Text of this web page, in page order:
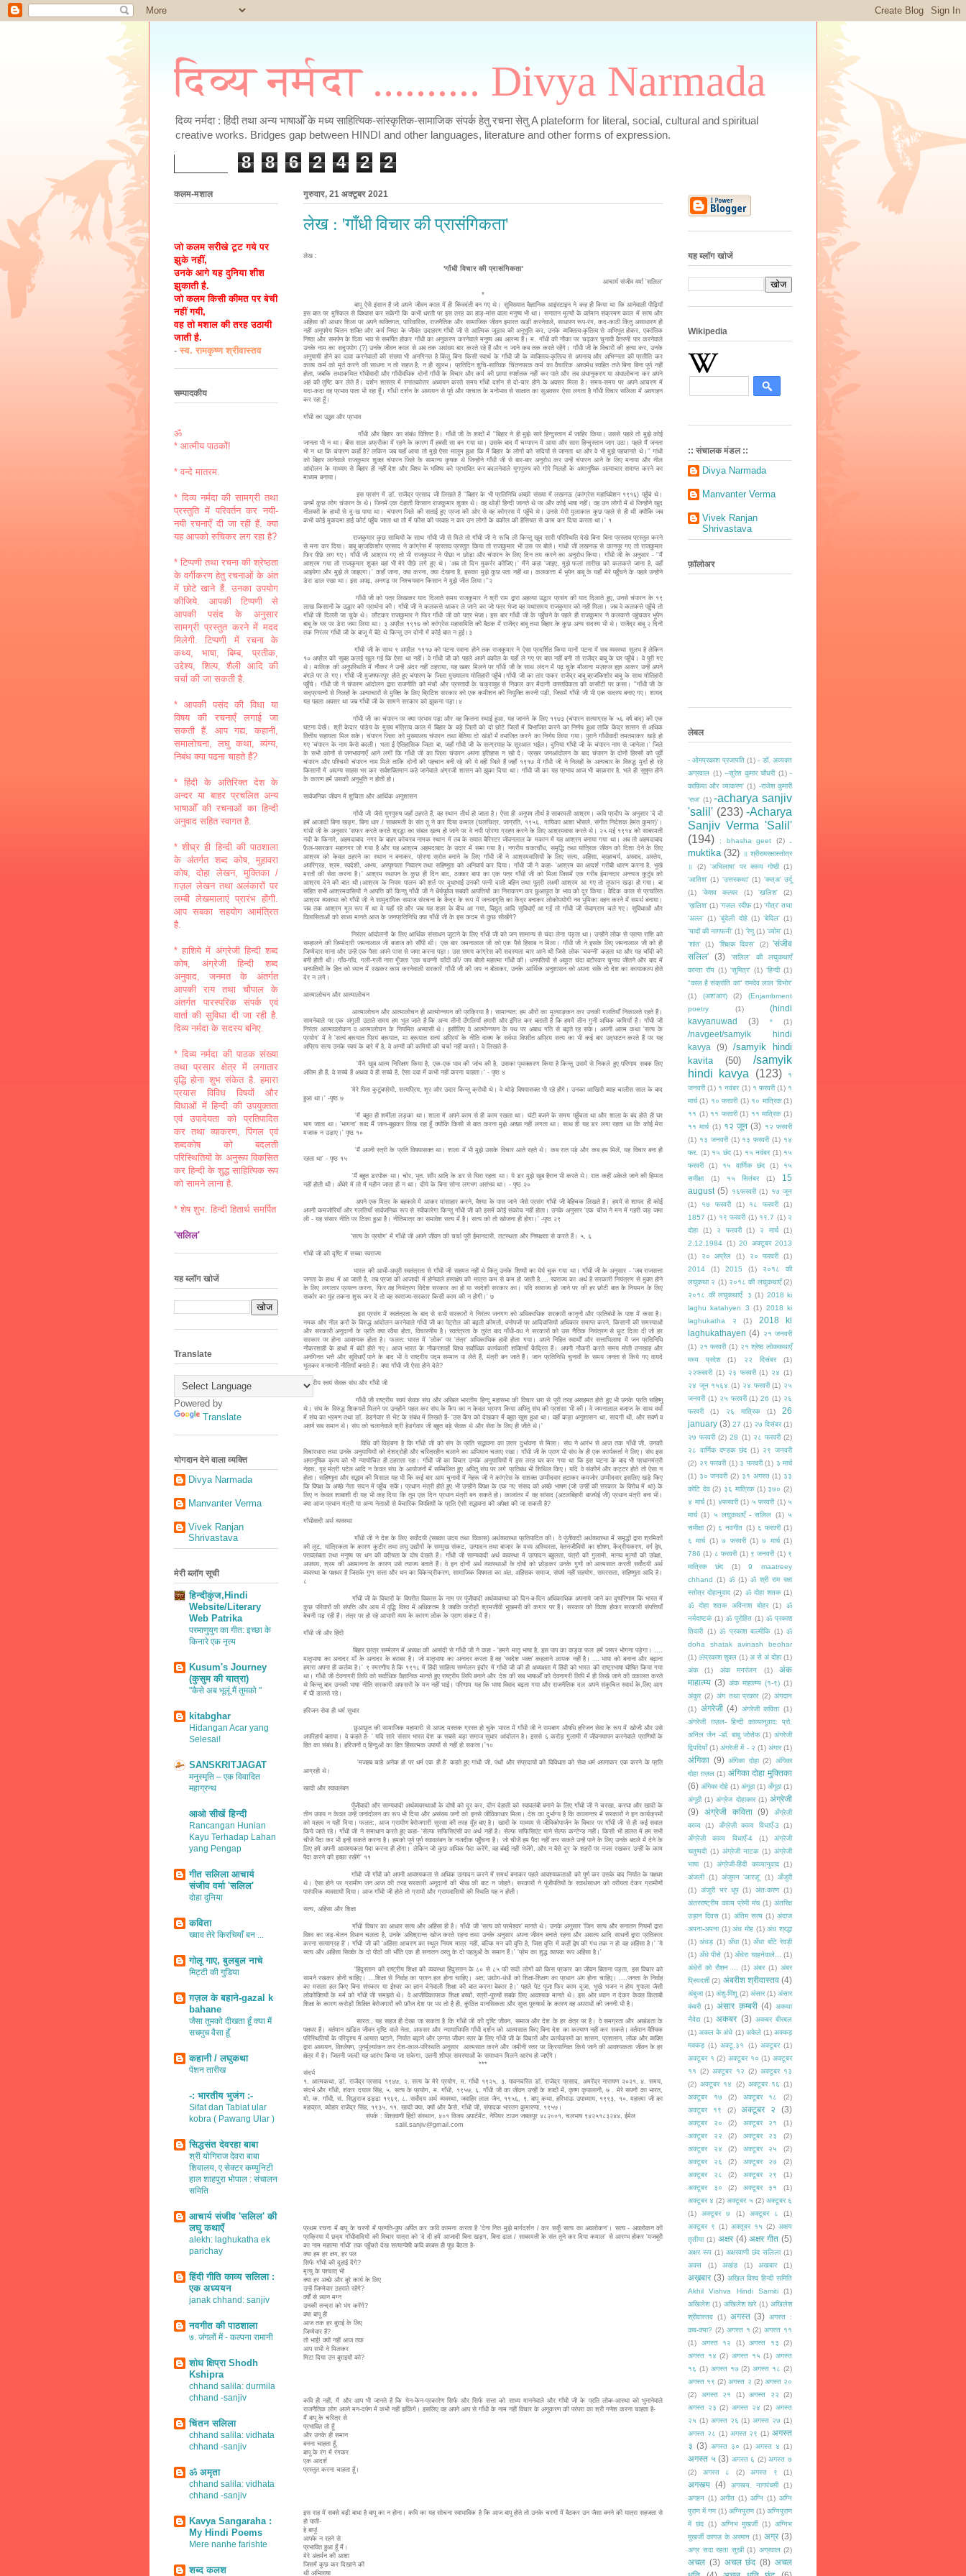
दिव्य नर्मदा .......... Divya Narmada
दिव्य नर्मदा : हिंदी तथा अन्य भाषाओँ के मध्य साहित्यिक-सांस्कृतिक-सामाजिक संपर्क हेतु रचना सेतु A plateform for literal, social, cultural and spiritual
creative works. Bridges gap between HINDI and other languages, literature and other forms of expression.
8 8 6 2 4 2 2
गुरुवार, 21 अक्टूबर 2021
लेख : 'गाँधी विचार की प्रासंगिकता'
लेख :
'गाँधी विचार की प्रासंगिकता'
आचार्य संजीव वर्मा 'सलिल'
*
बापू ऐसे इंसान हैं जो अपने जीवन काल में ही किंवदंती बन गए थे। सुविख्यात वैज्ञानिक आइंस्टाइन ने कह ही किया था कि आनेवाली पीढ़ियाँ
इस बात पर मुश्किल से विश्वास कर सकेंगी कि कभी धरती पर इस तरह का हाड़-मांस वाला मनुष्य भी था। सनातन मूल्यों के वर्तमान संक्रमण काल में सत्य और
अहिंसा की आधार शिला पर अपने व्यक्तिगत, पारिवारिक, राजनैतिक और सामाजिक जीवन इमारत खड़ी करनेवाले, साधारण रूप-रंग, कद-काठी किंतु असाधारण ही
नहीं अनुपमेय चिंतन शक्ति और कर्म निष्ठा के जीवंत उदाहरण गाँधी जी से आत्मिक जुड़ाव की अनुभूति कर, उनके व्यक्तित्व-कृतित्व से अभिभूत होकर, एकांतिक
निष्ठा और समर्पण के दिव्य भाव से समर्पित होकर गाँधी का अनुकरण करनेवाले मनुष्य अब अलभ्य हैं। म. गाँधी की नौका पर चढ़कर चुनावी वैतरणी पार करनेवाले
उनके नाम का सदुपयोग (?) उनके जीवन काल से अब तक असंख्य बार करते रहे हैं और न जाने कब तक करते रहेंगे। गाँधी जी के विचारों की हत्या कर, उनके
अनुयायी होने का दावा करनेवालों की संख्या भी अनगिनत है किंतु बिना किसी स्वार्थ के गाँधी जी के व्यक्तित्व-कृतित्व से अपनत्व और अभिन्नता की प्रतीति कर
काव्य कर्म को मूर्त करने की साधना न तो सहज है, न ही सुलभ। प्रतिदिन शुचि-सात्विक चिंतनपरक कर्म का वैचारिक अश्वमेध स्वहित तजे बिना बिना पूर्ण नहीं
होता, जबकि तथाकथित गाँधीवादी और गाँधीवधिक दोनों गाँधी के विचार और कर्म की छाया स्पर्शतक नहीं कर पाते और तब अंधानुकरण या अंधालोचना कर अपने
अहं की तुष्टि कर लेते हैं। दर्शन शास्त्र में स्नातकोत्तर अध्ययन करते समय गाँधी दर्शन से दो-चार होने के अवसर मिला है। समय-समय पर अपने आचरण में
यदा-कदा वह प्रभाव पाता भी रहा हूँ। गाँधी दर्शन के अध्ययन से पूर्व और पश्चात के मनोभाव से साक्षात का सुअवसर ऐसा लगता है गाँधी विचार सलिला में अवगाहन
कर रहा हूँ।
गाँधी का उद्भव और प्रभाव
गाँधी और बिहार का संबंध विशिष्ट है। गाँधी जी के शब्दों में ''बिहार ने ही मुझे सारे हिन्दुस्तान में जाहिर किया। उससे पहले तो मुझे कोई
जानता भी न था। बीस साल अफ्रीका में रहने के कारण मैं हबसी सा बन गया था। उसके बाद मैं चम्पारन में आया और सारा हिन्दुस्तान जाग उठा। पहले मैं जनता
भी न था कि चंपारण कहाँ है? लकिन जब यहाँ आया तो मुझे ऐसा मालूम हुआ कि मैं बिहार के लोगों को सदियों से जानता था और वे भी मुझे पहचानते थे।'' गांधी
को बिहार लानेवाले राजकुमार शुक्ल चंपारन जिले के सामान्य कृषक थे जिन्होंने गाँधी जी से बार-बार अनुरोध कर उन्हें चंपारन आने के लिए मनाया और नील
आंदोलन के माध्यम से बिहार ही नहीं देश और विश्व के भविष्य को प्रभावित कर बदलनेवाले युगपुरुष को गोरे निलहों के अमानुषिक अत्याचार समाप्त करने का
माध्यम बनाया।
इस प्रसंग में डॉ. राजेंद्र प्रसाद जी लिखते हैं ''बिहार के भी प्रतिनिधि अच्छी संख्या में लखनऊ (कांग्रेस महाधिवेशन १९१६) पहुँचे थे।
उनमें कुछ लोग चंपारन के थे। जिनमें एक देहाती किसान राजकुमार शुक्ल थे। वह थोड़ी हिन्दी जानते थे पर और कोई भाषा नहीं। वह उन लोगों में थे जिन्होंने खुद
नीलबरों के हाथों से दुःख पाया था। चंपारण जिले की सताई हुए प्रजा की ओर से वह कोंग्रस में पहुँचे थे। उनसे मेरी मुलाकात कुछ पहले से ही थी क्योंकि जब
कभी कोई मुकदमा हाई कोर्ट पहुँच जाता था तो मैं फीस की परवाह न कर उन लोगों के वकील की हैसियत से काम कर दिया करता था।' १
राजकुमार कुछ साथियों के साथ गाँधी जी से मिले तो गाँधी जी ने रूचि ली किन्तु खुद सारी परिस्थिति देखे बिना बिना प्रस्ताव प्रस्तुत करने
से मना कर दिया। बाबू ब्रजकिशोर प्रसाद ने कांग्रेस में प्रस्ताव प्रस्तुत किया तो राजकुमार भी उस पर बोले। गांधी जी लखनऊ से कानपूर गए तो राजकुमार
फिर पीछे लग गए। गाँधी जी आश्रम गए तो भी राजकुमार ने पीछा न छोड़ा और चंपारन के लिए दिन तय करने का अनुरोध किया। गाँधी जी के अनुसार - ''मैं
आश्रम गया तो राजकुमार शुक्ल वहां भी मेरे पीछे लगे हुए थे। 'अब तो दिन मुकर्रर कीजिए।' मैंने कहा 'जाइए, मुझे फलां तारीख को कलकत्ते जाना है, वहाँ
आइयेगा और मुझे ले जाइएगा।' कहाँ जाना, क्या करना, क्या देखना है, इसका मुझे कुछ पता नहीं था। कलकत्ता में भूपेन बाबू के यहाँ मेरे पहुँचने के पहले उन्होंने
डेरा डाल रखा था। इस अपढ़, अनगढ़ पर निश्चयवान किसान ने मुझे जीत लिया।''२
गाँधी जी को पत्र लिखकर याद दिलाते समय राजकुमार ने श्री राम द्वारा अहल्या उद्धार प्रसंग की याद दिलाते हुए, उनसे चंपारन के १९
लाख किसानों के उद्धार की प्रार्थना की। गाँधी जी ने कलकत्ते आकर ले जाने का जो पत्र भेजा वह यथासमय राजकुमार को नहीं मिला। जब वे कलकत्ते पहुँचे तो
गाँधी जी दिल्ली जा चुके थे। लौटकर राजकुमार ने फिर गाँधी जी को पत्र भेजा। इस बार गाँधी जी के पहुँचने के पहले ही राजकुमार ने कलकत्ते पहुंचकर भूपेन
बाबू के घर पर डेरा जमा लिया था। ३ अप्रैल १९१७ को कांग्रेस महासमिति की बैठक में राजेंद्र बाबू तथा बिहार के कुछ अन्य सदस्य भी थे। राजेंद्र बाबू २ दिनों
तक निरंतर गाँधी जी के बाजू में बैठे थे किन्तु उन दोनों में कोई बात न हुई।३
गाँधी जी के साथ ९ अप्रैल १९१७ को पटना रवाना होने तक राजकुमार ने ऐसा प्रदर्शित किया मानों पटना में सब व्यवस्था सुलभ है लेकिन
१० अप्रैल की सुबह कलई खुल गई कि ऐसा था नहीं। वे गाँधी जी को पहले अपने वकील के यहाँ ले गए पर बात नहीं बनी तो राजेंद्र बाबू के घर पहुँचे। वे पुरी गए
थे। मालिक की अनुपस्थिति में नौकर ने उन्हें अंदर नहीं ठहराया, यह खबर मिलने पर गाँधी जी के साथ लंदन में पढ़ चुके मौलाना मज़रुल हक़ आकर उन्हें अपने
बंगले पर ले गए। गाँधी जी मुजफ्फरपुर होते हुए चंपारण के जिला मुख्यालय मोतिहारी पहुँचे।गाँधी जी का तार पाकर राजेंद्र बाबू ब्रजकिशोर बाबू के साथ मोतिहारी
पहुँचे। गाँधी जी ने चंपारण आंदोलन द्वारा राजनीति को मंचों और प्रस्तावों के चक्रव्यूह से निकल कर मैदानी वास्तविकता की कसौटी पर कसा। ''गाँधी जी के
सद्प्रयत्नों से निलहों के अत्याचारों से मुक्ति के लिए ब्रिटिश सरकार को एक कमीशन की नियुक्ति करनी पड़ी, जिसमें गाँधी जी भी एक सदस्य बनाए गए। शायद
यह पहला अवसर था जब गाँधी जी के सामने सरकार को झुकना पड़ा।४
गाँधी जी का चंपारन पर क्या प्रभाव पड़ा और वह कितना स्थाई हुआ, यह जानने के लिए १९७३ (चंपारन सत्याग्रह के ५६ वर्ष बाद) की एक
घटना देखें। श्री केदार पांडेय के मुख्य मंत्रित्व काल में बिहार के बड़े जिलों को दो छोटे जिलों में विभाजित करने का निर्णय हुआ ताकि केंद्र शासन से अधिक
वित्तीय सहायता मिल सके। चंपारन जिला को मुख्यालय चंपारन तथा बेतिया दो खंडों में वभाजित करने का निर्णय लिया गया। पुराने गाँधीवादी तमतमाकर खड़े हो
गए 'चंपारन के नाम कैसे बदली। भला ई ऐतिहासिक जिला बा, जहाँ गाँधी जी के सत्ग्रयाह के सुरआत भईल। दुनिया गाँधी जी के चंपारन नाम से जानेला।' जिले
के सभी कोनों से जनभावनाएँ आने लगीं कि गाँधी जी का जिला चंपारन अपना इतिहास न खो दे। प्रखर जनआंदोलन के बाद चंपारन के दोनों हिस्सों को पूर्वी
चंपारन और पश्चिमी चंपारन नाम मिले ताकि दोनों की पहचान बनी रहे की ये वही जिले हैं जहाँ १९१७ में गाँधी जी ने निलहों के अत्यचार के विरुद्ध मुर्दा हो रहे
किसानों में अदम्य साहस भर कर सर्वशक्तिमान कहे जानेवाले अंग्रजी शासन को झुका दिया था। गाँधी जी का यह प्रभाव आज भी बरक़रार है, भले ही सुषुप्त होने
के कारण हमें उसकी अनुभूति न होती हो।
सार्वजनिक जीवन में शुचिता और आर्थिक अनुशासन
गाँधी जी जैसे युगपुरुष जहाँ ठहरते हैं, वह स्थान तीर्थ हो जाता है। ऐसा ही अनुपम तीर्थ है साबरमती आश्रम। कवि प्रदीप के अनुसार 'दे दी
हमें आजादी बिना खड्ग, बिना धार / साबरमती के संत तू ने कर दिया कमाल (चलचित्र, जाग्रति, १९५६, गायिका आशा भोंसले, संगीत निदेशक हेमंत कुमार)'।
गांधी जी के अनुसार 'सफर करते करते श्रद्धा का संबल ख़त्म हो जाने पर वे नयी प्रेरणा ग्रहण करने के लिए आश्रमवास करते थे। २५ मई १९१४ को साबरमती
नदी के किनारे, अहमदाबाद नगर के बाहर कोचरब नामक स्थान में तब के ख्यात बैरिस्टर जीवनलाल के मकान में यह आश्रम बनाया गया था। अब तो अहमदाबाद
फ़ैल-पसरकर महानगर जो गया है और यह आश्रम अहमदाबाद के उदार में समा गया है। नगरीय चकाचौंध, समृद्धि तथा यांत्रिक जीवन को दिशा देने के लिए
आश्रम को केवल ठहरने का स्थान न बनाकर, प्रेरणा स्रोत बनाने के लिए गाँधी जी ने आश्रमवासियों के लिए सत्य, अहिंसा, ब्रह्मचर्य, अस्वाद, अस्तेय,
अपरिग्रह, श्रम, स्वदेशी, अभय, अस्पृश्यता निवारण तथा सहिष्णुता को अनिवार्य कर दिया। गाँधी जी ने कहा- 'आश्रम का आदर्श गरीबी धारण करना है, भूखे
मरतों की सेवा करना है।' आश्रम स्थापन के कुछ ही दिन बाद, ठक्कर बापा का एक पत्र गाँधी जी को मिला जिसमें एक गरीब ईमानदार अन्त्यज कुटुंब को
आश्रय देने की बात थी।आश्रम के नियम पालन की शर्त पर दूधाभाई उनकी पत्नी दाती बहिन तथा पुत्री लक्ष्मी आश्रम आ गए तो तूफान खड़ा हो गया। बा
सहित सभी आश्रमवासियों ने आपत्ति की किन्तु गाँधी जी ने धैर्यपूर्वज सबकी आपत्तियों का निराकरण कर छुआछूत के भाव को दूर किया। वैदिक काल से प्रचलित
आश्रम व्यवस्था को गाँधी जी ने सामुदायिक समाज संरचना के केंद्र के रूप में जनजागृति का केंद्र बनाकर लोकोपयोगी नव भूमिका वहन करने में समर्थ बनाया।
जब तक आश्रम मूल रूप में था वे यहाँ रहे और जब यह शहर के बीच आ गया, विद्युत् आदि सुविधाएँ आ गईं तो गाँधी जी सेवाग्राम चले गए। सुविधाओं और
विलासिताओं को साध्य मानते आज के जनप्रतिनिधि क्या गाँधी जी के इस कदम से कुछ सीखेंगे?
निरंतर आंदोलनों के लिए आर्थिक संसाधन जुटाने के लिए गाँधी जी को जन सामान्य से चंदा लेना पड़ता था। उन्होंने लोक से प्राप्त राशि को
सम्हालने की जिम्मेदारी जमनालाल जी बजाज को सौंपी थी। एक बार जमनालाल जी को एक पैसे हिसाब न मिला। गाँधी जी ने इसके लिए जमनालाल जी को ही
जिम्मेदार माना और उन्हें एक पैसा अपने पास से जमा करना पड़ा। उस समय कांग्रेस की सदस्यता चार आने थी जिसे लोक 'चवन्नी' कहता था और यह चाँदी की
बनी होती थी। गाँव-गाँव, गली-गली नारा गूँजता 'एक चवन्नी चाँदी की/ जय बोलो महात्मा गाँधी की। धनपतियों से अकूत चंदा बटोरकर चुनाव जीतने और बाद में
धनपतियों के हित को ध्यान में रखकर काम करनेवाली सरकारें गाँधी जी की जय न बोलकर, उनके आर्थिक अनुशासन को अपना सकें तो देश का कायाकल्प होते
देर न लगे।
आत्मालोचन और आत्मालोचन
आत्मालोचन और आत्मालोचन ही आत्मोन्नयन की प्रक्रिया है। सामान्यत: हम औरों का मूल्याङ्कन कर उनकी गलतियाँ निकालते रहते हैं।
सामनेवाले पर एक अंगुली उठाते समय हम भूल जाते हैं कि अन्य तीनों उँगलियाँ हमारी और इंगित कर बताती हैं कि हममें तीन गुनी अधिक कमियाँ हैं। गाँधी जी
निरंतर आत्मावलोकन व आत्मालोचन के नियमित अभ्यासी थे। इसीलिए वे आत्मोन्नयन के पथ पर अबाध गति से बढ़ते रह सके। अपनी आत्म कथा 'सत्य के
प्रयोग' में वे 'सत्यं ब्रूयात प्रियं ब्रूयात, मा ब्रूयात सत्यं अप्रियं' के नीति वाक्य के सर्वथा विपरीत अप्रिय सत्य का भी कई बार उद्घाटन करते हैं पर यह
अप्रिय सत्य उनके स्वयं के बारे में है, वे अन्यों की कमियों की चर्चा नहीं करते। वे लिखते हैं-
'मैंने खूब आत्म निरिक्षण किया है, एक-एक भाव की जांच की है, उसका पृथक्करण किया है किन्तु उसमें से निकले हुए परिणाम सबक लिए
अंतिम ही हैं, वे सच्चे हैं अथवा वे ही सच्चे हैं, ऐसा दवा मैं कभी नहीं करना चाहता।' - पृष्ठ ४
'मेरे पिता कुटुंबप्रेमी, सत्यप्रिय, शूर और उदार किन्तु क्रोधी थे। वे थोड़े विषयासक्त भी रहे होंगे। उनका आखिरी ब्याह चालीस साल के बाद
हुआ था।' -पृष्ठ ७
'मैं बहुत ही शर्मीला लड़का था। शाला में अपने काम से ही काम रखता था। घंटी बजने के समय पहुँचता था और शाला के बंद होते ही घर
भाग जाता था। 'भागना' शब्द मैं जान-बूझकर लिख रहा हूँ क्योंकि किसी से बात करना मुझे अच्छा नहीं लगता था। साथ ही यह डर लगा रहता था कि कोई मेरा
मजाक न उड़ाए।' पृष्ठ १०
'मैं अपनी स्त्री के प्रति विषयासक्त था। शाला में भी मुझे उसके विचार आते रहते थे। कब रात पड़े और कब हम मिलें, यह विचार बना ही
रहता था' - पृष्ठ १५
'मैं बहुत डरपोक था। चोर, भूत. साँप आदि के डर से घिरा रहता था। ये डर मुझे खूब हैरान भी करते थे। रात कहीं अकेले जाने की हिम्मत
नहीं होती थी। अँधेरे में तो मैं महीन जाता ही न था। दीये के बिना सोना लगभग असंभव था। - पृष्ठ २०
अपने एक मित्र के बहकावे में आकर मांसाहार करने, वैश्या के पास जाने जैसे प्रसंग गाँधी जी बेहिचक लिखते हैं। हममें से शायद ही कोई
अपनी कमजोरियाँ और गलतियाँ सार्वजनिक रूप से स्वीकारेगा किन्तु गाँधी जी को इसमें कोई संकोच नहीं होता। उनके अनुसार 'एक चीज ने मन में गहरी जड़ जमा
ली - यह संसार नीति पर टिका हुआ है। नीतिमात्र का समावेश सत्य में है। सत्य को तो खोजना ही होगा।' -पृष्ठ २९
'सत्य के प्रयोग' में गाँधी जी अपने जीवन की चर्चा पूरी ईमानदारी, तटस्थता और निष्पक्षता से करते हैं। ५, ६
गाँधी जी की दृष्टि में सच्चा स्वराज्य
भारत की आधी-अधूरी स्वतंत्रता से गाँधी जी सहमत नहीं थे किंतु उनके शिष्यों का धैर्य चुक गया था। गाँधी जी के अनुसार - 'जब राजसत्ता
जनता के हाथ में आ जाती है, तब प्रजा की आजादी में होनेवाले हस्तक्षेप की मात्रा कम से कम हो जाती है.... स्वराज्य का अर्थ है सरकारी नियंत्रण से मुक्त होने
के लिए लगातार प्रयत्न करना, फिर वह नियंत्रण विदेश सरकार का हो या स्वदेशी सरकार का। यदि स्वराज्य हो जाने पर की हर छोटी बात के नियमन के लिए
सर्कार का मुंह तकना शुरू कर दें तो वह स्वराज्य-सरकार किसी काम की न होगी।' ७
इस प्रसंग में स्वतंत्रता के बाद से सभी सरकारों ने निरंतर जनगण को अधिकाधिक सरकारी कानूनों और प्रतिबंधों के पाश में कसा है।
नमक और नील करों के विरुद्ध आंदोलन करनेवाले गाँधी जी का पेट्रोल की बढ़ती कीमतों, वनोपजों पर आदिवासियों अधिकार समाप्त करने, किसानों की समस्याओं
और सरकारी अनुदानों के प्रति क्या रवैया होता, विचारणीय है। स्वतंत्रता के तुरंत बाद गाँधी-वध ने सरकारों को उस नैतिक नियंत्रण से छूट दिला दी जो हर
सरकार पर होना आवश्यक होता है। फलत: भारत में 'लोक' पर 'तंत्र' अधिकाधिक हावी होता गया। अपने निहित स्वार्थों और सत्ताभिलाषा में जन प्रतिनिधि
नौकरशाही के हाथों में बंदी होते गए। आज भारत के नौकरशाहों विश्व सर्वाधिक कार्यकारी शक्तियाँ केंद्रित हैं। अपनी नौकरी करते समय मोती तनखाह और
अनगिनत भत्ते और सुविधाएँ पाने के बाद भी वे राष्ट्रीय पद्म सम्मान पा लेते हैं, मंत्री बन जाते हैं। जान प्रतिनिधि चुनावों के समय जनता से किये गए वायदे
भूलकर मनमानी नीतियाँ बनाते हैं। क्या गाँधी जी ऐसा होने देते?
राष्ट्रीय स्वयं सेवक संघ और गाँधी जी
गाँधी जी राष्ट्रीय स्वयं सेवक संघ और अखिल भारतीय हिन्दू महासभा की विचार धरा से पूरी तरह असहमत होते हुए भी उनके प्रति सहिष्णु
थे। संघ के विरुद्ध शिकयतें मिलने पर उनहोंने पहल कर संघ के कैंप का न केवल भ्रमण किया अपितु संघ की प्रशंसा भी की। वे जमनालाल बजाज के साथ वर्धा
में संघ का भ्रमण तथा डॉ. हेडगेवार से भेंट के संबंध में लिखते हैं- 'उस कैंप को देखकर मैं बहुत खुश हुआ था। वहाँ कड़ा अनुशासन था, सादगी थी, और सवर्ण व
अवर्ण सब समान थे। संघ को चलानेवाले श्री हेडगेवार जी बहुत बड़े सेवक थे और सेवा के लिए ही जीते थे।'
विधि की विडंबना है कि गाँधी जी को संग के प्रति सद्भावना का उत्तर दुर्भावना से मिला। संघ ने आरंभ से आज तक गाँधी जी, उनकी
विचारधारा तथा उनके अनुयायियों को देशद्रोही और चरित्रहीन चलाने का अभियान चलाए रखा। गाँधी जी के प्राण भी संघ के ही एक कार्यकर्ता ने लिए। संघ इस
अमानुषिक कृत्य को भी न्यायोचित ही ठहराता रहा। गाँधी जी का विचार उनके अनुयायियों में इस तरह घर कर गया था कि इस घटना के बाद भी प्रधानमंत्री
नेहरू, गृह मंत्री पटेल आदि न केवल संघ के आयोजनों में सम्मिलित हुए अपितु संघ पर लगे प्रतिबंध भी शिथिल किए। यदि वे संकीर्ण और कट्टर होते तो ऐसा न
होता। सहिष्णुता और सद्भाव की मिसाल यह भी कि कई बार आम चुनावों में नेहरू जी ने कांग्रेस के सशक्त उम्मीदवार हटाकर कमजोर उम्मीदवार इसलिए खड़े किए
कि विपक्ष के अच्छे नेता सदन में पहुँच सकें। प्रधान मंत्री होते हुए भी उन्होंने विपक्ष के एक नए संसद को अच्छे भाषण (जो उन्हीं की सरकार के विरोध में था) के
लिए न केवल शाबाशी दी यह भी कह दिया कि तुम एक दिन प्रधान मंत्री बन सकते हो। कालांतर में वह सांसद (अटलबिहारी बाजपेई जी) प्रधान मंत्री बना भी।
क्या आज प्रधान मंत्री या अन्य नेताओं से वैचारिक विपक्षियों के प्रति ऐसी सद्भावना की अपेक्षा की जा सकती है?
गाँधीवादी अर्थ व्यवस्था
गाँधी जी ने देश के लिए सर्वोदयी (सबका उदय तथा विकास) अर्थव्यवस्था प्रतिपादित की। वे पूंजीवादी अर्थव्यवस्था में समृद्धों द्वारा श्रमिकों
की लूट, यांत्रिकता के कारण कुटीर तथा लघु उद्योंगों के सम्मुख संकट, उत्पादन तथा बाजार के मध्य अस्थिरता, वेतनजीवियों का शोषण, केंद्रीयकरण, वर्ग द्वेष,
परावलंबता तथा मनुष्य पर धन की वरीयता के दोष देखते हैं। गाँधी जी साम्यवादी अर्थ व्यवस्था में उत्पादन बहुलता, यंत्रों की गुलामी, मानव मूल्यों की उपेक्षा,
अपव्यय, श्रम की अवमानना के कारण उसे त्याज्य बताते हैं। वे इन दोनों अर्थ व्यवस्थाओं के दोषों को छोड़कर उनके गुणों को आत्मसात करती सर्वोदयी अर्थ
व्यवस्था के पक्षधर हैं जिसके गुण सत्ता और धन का विकेन्द्रीकरण, सामाजिक विषमता का अंत, अहिंसक समाज, संघर्ष नहीं सहयोग, समरसता, सहिष्णुता आदि है।
८
गाँधी जी के विचारों के विपरीत विकास के नाम पर पूंजीवादी अर्थव्यवस्था को दिन-ब-दिन अधिकाधिक अपनाये जाने का दुष्परिणाम कि भारत में
कुछ परिवारों की संपत्ति और आय में वृद्धि विश्व में अधिकतम है जबकि करोड़ों श्रमजीवी भुखमरी की कगार पर हैं। सरकार को विवश होकर सरकारी संपत्तियाँ
बेचनी पड़ रही हैं। तंत्र पर हो रहे आभारी व्यय के कारण लोक के प्राण संकट में हैं।
गाँधी जी और हिंदी
बिहार छात्र सम्मेलन में अध्यक्ष की आसंदी से गाँधी जी ने कहा - 'हमने मातृ भाषा है, इस पाप का कड़वा फल हमें जरूर भोगना पड़ेगा। ....
मातृभाषा का अनादर माँ के अनादर के बराबर है। जो मातृभाषा का अनादर करता है वह 'स्वदेश भक्त' कहलाने लायक नहीं है। ... भाषा को बनाना और बढ़ाना
हमारा अपना ही कर्तव्य है।' ९ स्मरणीय है कि १९१८ में हिंदी साहित्य सम्मेलन इंदौर में गाँधी जी की ही अध्यक्षता में हिंदी को भारत की राष्ट्रभाषा घोषित किया गया
था। गाँधी जी देवनागरी लिपि को सर्वाधिक वैज्ञानिक मानते हुए राष्ट्रीय लिपि बनाने और देश की सब भाषाओँ को देवनागरी लिपि में ही लिखे जाने की वकालत करते
थे किन्तु बाद उनकी भाषा नीति सरकारी अफसरों के मन नहीं भाई। परिणाम यह कि भाषा विवाद बढ़ता गया और राजनैतिक दल अपने संकुचित स्वार्थ के,लिए आग
में घी डालते रहे।
हरिजन सेवा ही धर्म सुधार
छुआछूत की सामाजिक महामारी से आपद मस्तक ग्रस्त हो चुके भारत में गाँधी जी ने रामबाण औषधि हरिजन सेवा के रूप में खोजी और उसे
अपरिहार्य बताया। वे कहते हैं- ' यदि सारे संसार भारत देश क सबसे बड़ा समाज सुधार आंदोलन है। इससे ६ करोड़ गुलामी में जीवनयापन करनेवाले प्राणियों के
हित का संबंध है। हरिजनों व् हिन्दुओं का हित हिंसात्मक उपायों से नहीं हो सकता।'१०
'मजहब चाहे अनेक हों पर धर्म एक ही है' कहते हुए गांधी जी, पंथों और संप्रदायों की विविधता को सेवा धर्म अपनाकर एक करने के प्रति
आग्रही थे।
खादी और स्वावलंबन
पूँजीवादी और साम्यवादी अर्थव्यवस्थाओं के दोषों को दूर कर, दीन देहाती को स्वावलंबी बनाने के लिए गाँधी जी ने चरखा, करघा और खादी के
तीन उपाय न केवल उन्हें जनांदोलन का रूप भी दिया और असंख्य जनों को इनसे जीविकाधार मिला। देश का दुर्भाग्य है कि कालान्तर में सरकारों ने इन कार्यक्रमों
को महत्व न यहीं दिया। फलत:, आज ग्रामीण बेरोजगारी सुरसा की तरह मुँह बाए है। खादी के माध्यम से जीविकोपार्जन के विचार पर गाँधी जी से ही कई सवाल
किये जाते रहे। गाँधी जी ने समाधान करते हुए कहा- 'सेल्फ सफिसिएंसी का अर्थ नहीं है। सेल्फ सफिसिएंट याने सेल्फ कन्टेन्ड नहीं। किसी भी हालत में हम सभी
चीजें पैदा कर भी इन्हें सकते करना है। हमको पूर्ण पूर्ण स्वावलंबन के नजदीक पहुँचना है। जो चीजें हम पैदा नहीं कर सकते उन्हें पाने के लिए उनके बदले में देने के
लिए हमें अपनी आवश्यकता पैदा करना ही होगा। लेकिन जो कुछ अधिक पैदा करेंगे, वह बंबई नहीं भेजेंगे, और न वैसे दूर के शहरों पर नजर रखकर उन्हीं के काम
पैदा करने की इच्छा रखेंगे' ११
गाँधी जी गाँवों को अपनी आवश्यकता से अधिक उत्पादन करने में समर्थ बनाकर पहले आवश्यकताओं को पूर्ण कर उसके बाद निर्यात के पक्षधर
थे। ऐसा होने पर ग्रामीण जन आज की तरह सरकारी अनुदानों की भीख की बाट न जोहते। सरकारों ने पूंजीपतियों के स्वार्थसाधन को वरीयता देकर ग्रामीणों
पारंपरिक व्यवसायों दिया। आज गाँधी जी होते तो ग्रामों और ग्रामवासियों की स्थिति यह न होती।
सत्य, अहिंसा और शिक्षा
गाँधी विचार का आधार सत्य और अहिंसा ही है। गाँधी जी 'सत्य को परमेश्वर' मानते थे। उनके अनुसार 'जिन सत्य और सनातन नियमों द्वारा
विश्व का जड़-चेतन विधान चलता है, उनके अविश्रान्त खोज करते रहना तथा उनके अनुसार अपना जीवन बनाते रहना और असत्य आदि साधनों द्वारा प्रतिकार
करना सत्याग्रह है'। गाँधी जी की 'अहिंसा आचरण का स्थूल नियम मात्र नहीं, बल्कि मन की वृत्ति है, जिस वृत्ति में कहीं द्वेष की गंध तक न हो वह अहिंसा है।' 'ये
सत्य और अहिंसा सिक्के के दो पीठों की भाँति एक ही सनातन वस्तु के दो पहलुओं के समान हैं।' 'प्रेम का शुद्ध व्यापक रूप अहिंसा है।'
'हिंदुस्तान की राष्ट्रीय शिक्षा की व्यवस्था हिंदुस्तान के ८० से ८५ फी सदी लोगों को किस प्रकार का जीवन बिताना पड़ता, इस विचार को
सामने रखकर होनी चाहिए। ...शिक्षा से निर्वाह का प्रश्न हल होना चाहिए। अत; उद्योग-धंधों को शिक्षा-शिक्षण का प्रधान अंग होना चाहिए। ....जनता के निर्वाह
का मसला हल किए बिना संस्कार या ईश्वर का ज्ञान देनेवाली शिक्षा की बात करना बेकार है।' पहले पेट पूजा फिर काम दूजा, भूखे भजन न होय गुपाला जैसी
लोकोक्तियों के मर्म को गाँधी जी समझते थे। वे आजीविकापरक शिक्षा बच्चों, स्त्री-पुरुषों सबके लिए आवश्यक मानते थे। इस ओर ध्यान न देकर केवल किताबी
शिक्षा के कारण करोड़ों शिक्षित बेरोजगारों की फ़ौज देश पर भर तो है ही, कुंठित मानसिकता और सुप्त पुरुषार्थ के कारण वह अपराधों की जननी भी है।
सारत:, यह सहज ही देखा जा सकता है कि गाँधी जी की दृष्टि जीवन, समाज और देश के हर क्षेत्र पर है। वे समग्रता और अखंडता के
पक्षधर हैं। वर्तमान खंडित जीवन दृष्टि वाले नेता, अफसर और न्यायाधिपति गाँधी दर्शन को आत्मसात किए बिना देश का कल्याण नहीं कर सकते। वर्तमान वैश्विक
परिस्थितियों के परिदृश्य में आयात घटाने, निर्यात बढ़ाने और उन्नत जीवन स्तर के लिए गाँधी जी के विचारों और कार्यक्रमों का शासन, प्रशासन, लोक और व्यक्ति
द्वारा अध्ययन, विश्लेषण, पुनर्मूल्यांकन कर देश-काल-परिस्थति अनुसार आत्मसात करने और जमीनी स्तर पर क्रियान्वित किये जाने की आवश्यकता जीवन के हर
क्षेत्र में है। जितनी जल्दी यह आरंभ किया जा सकेगा, उतनी शीघ्र समस्याओं के समाधान मिलने आरंभ हो जाएँगे।
***
संदर्भ
१. आत्मकथा, डॉ. राजेंद्र प्रसाद १९४७, २. सत्य के मेरे प्रयोग, म. गाँधी १९२५, ३. पावनचरित डॉ. राजेंद्र प्रसाद, अमरेंद्र नारायण २०२१, ४. समय,
संदर्भ और गाँधी, शंकर दयाल सिंह, ५. सत्य के प्रयोग, म. गाँधी, १९५७, ६. गाँधी जी का जीवन उन्हीं के शब्दों में, कृष्ण कृपालानी, ७ . मेरे सपनों का भारत,
मो. क. गाँधी, सं. सिद्धराज ढड्ढा १९६९, ८. सर्वोदय अर्थ व्यवस्था, जवाहिर लाल जैन, १९५६, ९. बापू कथा, हरिभाऊ उपाध्याय, १९९३, १०. महात्मा जी का
महाव्रत, व्योहार राजेंद्र सिंह, १९३५, ११. खादी क्या, क्यों और कैसे, गाँधी जी, संपादक भारतन कुमारप्पा, १९५७।
संपर्क : विश्ववाणी हिंदी संस्थान, ४०१ विजय अपार्टमेंट, नेपियर टाउन जबलपुर ४८२००१, चलभाष ९४२५१८३२४४, ईमेल
salil.sanjiv@gmail.com
प्रथम रचना में बापू के चरणों में प्रणति-पुष्प अर्पित कर कवि कामना करता है 'देना नित मुझे मार्गदर्शन / कर सकूँ सत्य का अवलोकन'। सत्य - अवलोकन की
प्रक्रिया में छद्म गाँधीवादियों की विचार यात्रा को 'दे दी हमें आजादी बिना खड्ग, बिना ढाल / साबरमती के संत तूने कर दिया कमाल' से आरम्भ होकर 'मजबूरी
का नाम महात्मा गाँधी' तक पहुँचते देख सत्यान्वेषी कवि बरबस ही पूछ बैठता है-
क्या हम हर क्षण, हर पल
सिर्फ गाँधी की दुहाई देंगे?
मृत्यु के पश्चात् भी
क्या हर अच्छे और बुरे कार्य के लिए
उन्हें जिम्मेवार ठहराते रहेंगे?
वर्षों से ध्यान मग्न
उनकी तन्द्रा को भंग करेंगे?
क्या बापू ही
आज तक हर बुराई के लिए
जिम्मेवार हैं?
तो भाई! क्यों नहीं आज तक
आप सभी ने मिलकर
मिटा दिया उन बुराइयों को?
कवि ही नहीं, मैं और आप भी जानते हैं कि येन-केन-प्रकारेण सिर्फ और सिर्फ सत्ता को साध्य माननेवाले और गाँधी जी के प्रति लोक-आस्था को भुनानेवाले
राजनैतिक लोग अपने मन-दर्पण में कभी नहीं झाँकेंगे। इसलिए वह अपने आप से गाँधी के नाम नहीं विचार के अनुकरण की परंपरा का श्री गणेश करना चाहता है-
मैं बापू के चरित्र से
प्रभावित तो हूँ
और उनके ही समान
बनना चाहता हूँ,
बापू के रंग में रंगकर
एक आदर्श
प्रस्तुत करना चाहता हूँ।
इस राह में सबसे बड़ी बाधा है बापू का न होना। कवि का यह सोचना स्वाभाविक है कि आज बापू होते तो उनके चरणों में बैठकर उन जैसा बनने की यात्रा सहजता से
हो पाती-
हे बापू!
आपके न रहने से
प्रभावित हुआ हूँ मैं।
मेरे अंतर्मन की आशा
जिसमें कुछ कर दिखाने की
थी अभिलाषा
कलम-मशाल
जो कलम सरीखे टूट गये पर
झुके नहीं,
उनके आगे यह दुनिया शीश
झुकाती है.
जो कलम किसी कीमत पर बेची
नहीं गयी,
वह तो मशाल की तरह उठायी
जाती है.
- स्व. रामकृष्ण श्रीवास्तव
सम्पादकीय
ॐ
* आत्मीय पाठकों!
* वन्दे मातरम.
* दिव्य नर्मदा की सामग्री तथा
प्रस्तुति में परिवर्तन कर नयी-
नयी रचनाएँ दी जा रही हैं. क्या
यह आपको रुचिकर लग रहा है?
* टिप्पणी तथा रचना की श्रेष्ठता
के वर्गीकरण हेतु रचनाओं के अंत
में छोटे खाने हैं. उनका उपयोग
कीजिये. आपकी टिप्पणी से
आपकी पसंद के अनुसार
सामग्री प्रस्तुत करने में मदद
मिलेगी. टिप्पणी में रचना के
कथ्य, भाषा, बिम्ब, प्रतीक,
उद्देश्य, शिल्प, शैली आदि की
चर्चा की जा सकती है.
* आपकी पसंद की विधा या
विषय की रचनाएँ लगाई जा
सकती हैं. आप गद्य, कहानी,
समालोचना, लघु कथा, व्यंग्य,
निबंध क्या पढना चाहते हैं?
* हिंदी के अतिरिक्त देश के
अन्दर या बाहर प्रचलित अन्य
भाषाओँ की रचनाओं का हिन्दी
अनुवाद सहित स्वागत है.
* शीघ्र ही हिन्दी की पाठशाला
के अंतर्गत शब्द कोष, मुहावरा
कोष, दोहा लेखन, मुक्तिका /
ग़ज़ल लेखन तथा अलंकारों पर
लम्बी लेखमालाएं प्रारंभ होंगी.
आप सबका सहयोग आमंत्रित
है.
* हाशिये में अंग्रेजी हिन्दी शब्द
कोष, अंग्रेजी हिन्दी शब्द
अनुवाद, जनमत के अंतर्गत
आपकी राय तथा चौपाल के
अंतर्गत पारस्परिक संपर्क एवं
वार्ता की सुविधा दी जा रही है.
दिव्य नर्मदा के सदस्य बनिए.
* दिव्य नर्मदा की पाठक संख्या
तथा प्रसार क्षेत्र में लगातार
वृद्धि होना शुभ संकेत है. हमारा
प्रयास विविध विषयों और
विधाओं में हिन्दी की उपयुक्तता
एवं उपादेयता को प्रतिपादित
कर तथा व्याकरण, पिंगल एवं
शब्दकोष को बदलती
परिस्थितियों के अनुरूप विकसित
कर हिन्दी के शुद्ध साहित्यिक रूप
को सामने लाना है.
* शेष शुभ. हिन्दी हितार्थ समर्पित
'सलिल'
यह ब्लॉग खोजें
Translate
Powered by
Translate
योगदान देने वाला व्यक्ति
Divya Narmada
Manvanter Verma
Vivek Ranjan
Shrivastava
मेरी ब्लॉग सूची
हिन्दीकुंज,Hindi
Website/Literary
Web Patrika
परमाणुयुग का गीत: इच्छा के
किनारे एक नृत्य
Kusum's Journey
(कुसुम की यात्रा)
"कैसे अब भूलूं मैं तुमको "
kitabghar
Hidangan Acar yang
Selesai!
SANSKRITJAGAT
मनुस्मृति – एक विवादित
महाग्रन्थ
आओ सीखें हिन्दी
Rancangan Hunian
Kayu Terhadap Lahan
yang Pengap
गीत सलिला आचार्य
संजीव वर्मा 'सलिल'
दोहा दुनिया
कविता
ख्वाव तेरे किरचियाँ बन ...
गोलू गाए, बुलबुल नाचे
मिट्टी की गुडिया
ग़ज़ल के बहाने-gazal k
bahane
जैसा तुमको दीखता हूँ क्या मैं
सचमुच वैसा हूँ
कहानी / लघुकथा
पेंशन तारीख
-: भारतीय भुजंग :-
Sifat dan Tabiat ular
kobra ( Pawang Ular )
सिद्धसंत देवरहा बाबा
श्री योगिराज देवरा बाबा
शिवालय, ए सेक्टर कम्युनिटी
हाल शाहपुरा भोपाल : संचालन
समिति
आचार्य संजीव 'सलिल' की
लघु कथाएँ
alekh: laghukatha ek
parichay
हिंदी गीति काव्य सलिला :
एक अध्ययन
janak chhand: sanjiv
नवगीत की पाठशाला
७. जंगलों में - कल्पना रामानी
शोध क्षिप्रा Shodh
Kshipra
chhand salila: durmila
chhand -sanjiv
चिंतन सलिला
chhand salila: vidhata
chhand -sanjiv
ॐ अमृता
chhand salila: vidhata
chhand -sanjiv
Kavya Sangaraha :
My Hindi Poems
Mere nanhe farishte
शब्द कलश
यह ब्लॉग खोजें
Wikipedia
:: संचालक मंडल ::
Divya Narmada
Manvanter Verma
Vivek Ranjan
Shrivastava
फ़ॉलोअर
लेबल
- ओमप्रकाश प्रजापति (1) - डॉ. अव्यक्त
अग्रवाल (1) --सुरेश कुमार चौधरी (1) -
काफ़िया और व्याकरण' (1) -राजेश कुमारी
‘राज‘ (1) -acharya sanjiv
'salil' (233) -Acharya
Sanjiv Verma 'Salil'
(194)
: bhasha geet (2)
muktika (32)
॥ श्रीरामरक्षास्तोत्र
॥
(2) 'अभिलाषा' पर काव्य गोष्ठी (1)
'आतिश' (1) 'उत्तरकथा' (1) 'कत्अ' उर्दू
(1)
'केशव कल्चर (1) 'खलिश'
(2)
’ख़लिश' (1) 'गज़ल रदीफ़ (1) 'गोत्र' तथा
'अल्ल' (1) 'बुंदेली दोहे (1) 'बेदिल' (1)
‘यादों की नागफनी’ (1) 'रेणु (1) 'व्योम' (1)
'शांत' (1) 'शिक्षक दिवस' (2) 'संजीव
सलिल'
(3)
'सलिल' की लघुकथाएँ
कान्ता रॉय (1) 'सुमित्र' (1) ‘हिन्दी (1)
"काल है संक्रांति का" रामदेव लाल 'विभोर'
(1)
(अश'आर) (2)
(Enjambment
poetry
(1)
(hindi
kavyanuwad
(3) * (1)
/navgeet/samyik hindi
kavya
(9)
/samyik hindi
kavita
(50)
/samyik
hindi kavya
(123)
१
जनवरी (1) १ नवंबर (1) १ फरवरी (1) १
मार्च (1) १० फरवरी (1) १० मात्रिक (1)
११ (1) ११ फरवरी (1) ११ मात्रिक (1)
११ मार्च (1) १२ जून (3) १२ फरवरी
(1) १३ जनवरी (1) १३ फरवरी (1) १४
फर. (1) १५ छंद (1) १५ नवंबर (1) १५
फरवरी
(1) १५ वार्णिक छंद (1)
१५
समीक्षा
(1) १५ सितंबर (1)
15
august (5) १६फरवरी (1) १७ जून
(1)
१७ फरवरी (1) १८ फरवरी
(1)
1857 (1) १९ फरवरी (1) १९.7 (1) २
दोहा
(1) २ फरवरी (1) २ मार्च
(1)
2.12.1984 (1) 20 अक्टूबर 2013
(1)
२० अप्रैल (1) २० फरवरी
(1)
2014
(1) 2015 (1)
२०१८ की
लघुकथा २ (1) २०१८ की लघुकथाएँ (2)
२०१८ की लघुकथाएँ: ३ (1) 2018 ki
laghu katahyen 3 (1) 2018 ki
laghukatha २
(1)
2018 ki
laghukathayen (4) २१ जनवरी
(1) २१ फरवरी (1) २१ श्रेष्ठ लोककथाएँ
मध्य प्रदेश
(1) २२ दिसंबर
(1)
२२फरवरी (1) २३ फरवरी (1) २४ (1)
२४ जून १५६४ (1) २४ फरवरी (1) २५
जनवरी (1) २५ फरवरी (1) 26 (1) २६
फरवरी
(1) २६ मात्रिक (1)
26
january (3) 27 (1) २७ दिसंबर (1)
२७ फरवरी (2) 28 (1) २८ फरवरी (2)
२८ वार्णिक दण्डक छंद (1) २९ जनवरी
(2) २९ फरवरी (1) ३ फरवरी (1) ३ मार्च
(1) ३० जनवरी (2) ३१ अगस्त (1) ३३
कोटि देव (2) ३६ मात्रिक (1) ३७० (2)
४ मार्च (1) ४फरवरी (1) ५ फरवरी (1) ५
मार्च (1) ५ लघुकथाएँ - सलिल (1) ५
समीक्षा (2) ६ नवगीत (1) ६ फरवरी (1)
६ मार्च (1) ७ फरवरी (1) ७ मार्च (1)
786 (1) ८ फरवरी (1) ९ जनवरी (1) ९
मात्रिक छंद
(1)
9 maatreey
chhand (1) ॐ (1) ॐ श्री राम रक्षा
स्तोत्र दोहानुवाद (2) ॐ दोहा शतक (1)
ॐ दोहा शतक अविनाश बोहर
(1)
ॐ
नर्मदाष्टकं (1) ॐ पुरोहित (1) ॐ प्रकाश
तिवारी (1) ॐ प्रकाश बाल्मीकि (1) ॐ
doha shatak avinash beohar
(1) ॐप्रकाश शुक्ल (1) अ से अं दोहा (1)
अंक
(1) अंक मनरंजन (1)
अंक
माहात्म्य (3) अंक माहात्म्य (१-९) (1)
अंकुर (2) अंग तथा प्रकार (2) अंगदान
(1) अंगरेजी (4) अंगरेजी कविता (1)
अंगरेजी ग़ज़ल- हिन्दी काव्यानुवाद: प्रो.
अनिल जैन -डॉ. बाबु जोसेफ (1) अंगरेजी
द्विपदियाँ (1) अंगरेजी में - २ (1) अंगार (1)
अंगिका (9) अंगिका दोहा (2) अंगिका
दोहा ग़ज़ल (1) अंगिका दोहा मुक्तिका
(6) अंगिका दोहे (1) अंगूठा (1) अँगूठा (1)
अंगूठी (1) अंग्रेज दोहाकार (1) अंग्रेजी
(9)
अंग्रेजी कविता (9)
अँग्रेज़ी
काव्य (1) अँग्रेज़ी काव्य विधाएँ-3
(1)
अँग्रेज़ी काव्य विधाएँ-4
(1)
अंग्रेजी
चतुष्पदी (1) अंग्रेजी नाटक (1) अंग्रेजी
भाषा
(1) अंग्रेजी-हिंदी काव्यानुवाद (1)
अंजली (1) अंजुमन 'आरज़ू' (1) अँजुरी
(1) अंजुरी भर धूप (1) अंतःकरण (1)
अंतरराष्ट्रीय काव्य प्रेमी मंच (1) अंतरिक्ष
उड़ान दिवस (1) अंतिम सत्य (1) अंदाज
अपना-अपना (1) अंध मोह (1) अंध श्रद्धा
(1) अंधड़ (1) अँधा (1) अँधा बाँटे रेवड़ी
(1) अँधे पीसे (1) अँधेरा चाहनेवाले...
(1)
अंधेरों को रौशन ...
(1) अंबर (1) अंबर
प्रियदर्शी (2) अंबरीश श्रीवास्तव (4)
अंबुजा (1) अंशु-मिंशू (2) अंसार (1) अंसार
कंबरी (1) अंसार क़म्बरी (4) अकथा
नैवेद्य (1) अकबर (3) अकबर बीरबल
(1) अकल के अंधे (1) अकेले (1) अक्कड़
मक्कड़ (1) अक्टू.३१ (1) अक्टूबर (1)
अक्टूबर १ (2) अक्टूबर १० (1) अक्टूबर
११ (2) अक्टूबर १२ (2) अक्टूबर १३
(2) अक्टूबर १४ (2) अक्टूबर १६ (1)
अक्टूबर १७
(2) अक्टूबर १८
(2)
अक्टूबर १९
(2) अक्टूबर २ (3)
अक्टूबर २० (2) अक्टूबर २१
(1)
अक्टूबर २२
(2) अक्टूबर २३
(2)
अक्टूबर २४
(2) अक्टूबर २५
(2)
अक्टूबर २६
(2) अक्टूबर २७
(2)
अक्टूबर २८
(2) अक्टूबर २९
(1)
अक्टूबर ३०
(2) अक्टूबर ३१
(1)
अक्टूबर ४ (2) अक्टूबर ५ (2) अक्टूबर ६
(1)
अक्टूबर ७ (1) अक्टूबर ८
(1)
अक्टूबर ९ (1) अक्तूबर १५ (2) अक्षय
तृतीया (1) अक्षर (4) अक्षर गीत (5)
अक्षर रूप (1) अक्षरवाणी छंद सलिला (1)
अक्स
(1) अखंड (1) अखबार (1)
अख़बार (3) अखिल विश्व हिन्दी समिति
Akhil Vishva Hindi Samiti
(1)
अखिलेश (1) अखिलेश खरे (1) अखिलेश
श्रीवास्तव (1) अगस्त (3) अगस्त :
कब-क्या? (2) अगस्त १ (2) अगस्त ११
(1)
अगस्त १२ (1) अगस्त १३
(2)
अगस्त १४ (2) अगस्त १५ (1) अगस्त
१६ (1) अगस्त १७ (2) अगस्त १८ (2)
अगस्त १९ (2) अगस्त २ (2) अगस्त २०
(2)
अगस्त २१ (1) अगस्त २२
(2)
अगस्त २३ (2) अगस्त २४ (2) अगस्त
२५ (1) अगस्त २६ (1) अगस्त २७ (1)
अगस्त २८ (1) अगस्त २९ (1) अगस्त
३ (3) अगस्त ३० (1) अगस्त ४ (1)
अगस्त ५ (3) अगस्त ६ (2) अगस्त ७
(2)
अगस्त ८ (2) अगस्त ९ (1)
अगस्त्य (4) अगस्त्य. नागपंचमी
(1)
अगहन (1) अगीत (1) अग्नि (1) अग्नि
पुराण में गण (1) अग्निपुराण (1) अग्निपुराण
में छंद (1) अग्निभ मुखर्जी (1) अग्निभ
मुखर्जी कागज़ के अरमान (1) अग्र (3)
अग्र सदा रहता सुखी (1) अग्रवाल (2)
अचल (3) अचल छंद (8) अचल